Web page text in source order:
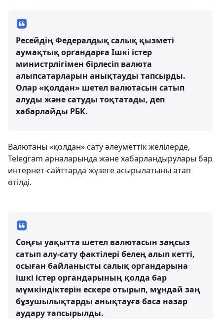
Ресейдің Федералдық салық қызметі
аумақтық органдарға Ішкі істер
министрлігімен бірлесіп валюта
алыпсатарларын анықтауды тапсырды.
Олар «қолдан» шетел валютасын сатып
алуды және сатуды тоқтатады, деп
хабарлайды РБК.
Валютаны «қолдан» сату әлеуметтік желілерде,
Telegram арналарында және хабарландырулары бар
интернет-сайттарда жүзеге асырылатыны атап
өтілді.
Соңғы уақытта шетел валютасын заңсыз
сатып алу-сату фактілері белең алып кетті,
осыған байланысты салық органдарына
ішкі істер органдарының қолда бар
мүмкіндіктерін ескере отырып, мұндай заң
бұзушылықтарды анықтауға баса назар
аудару тапсырылды.